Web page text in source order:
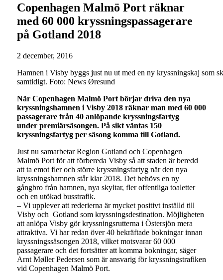
Copenhagen Malmö Port räknar
med 60 000 kryssningspassagerare
på Gotland 2018
2 december, 2016
Hamnen i Visby byggs just nu ut med en ny kryssningskaj som
samtidigt. Foto: News Øresund
När Copenhagen Malmö Port börjar driva den nya
kryssningshamnen i Visby 2018 räknar man med 60 000
passagerare från 40 anlöpande kryssningsfartyg
under premiärsäsongen. På sikt väntas 150
kryssningsfartyg per säsong komma till Gotland.
Just nu samarbetar Region Gotland och Copenhagen
Malmö Port för att förbereda Visby så att staden är beredd
att ta emot fler och större kryssningsfartyg när den nya
kryssningshamnen står klar 2018. Det behövs en ny
gångbro från hamnen, nya skyltar, fler offentliga toaletter
och en utökad busstrafik.
– Vi upplever att rederierna är mycket positivt inställd till
Visby och Gotland som kryssningsdestination. Möjligheten
att anlöpa Visby gör kryssningsrutterna i Östersjön mera
attraktiva. Vi har redan över 40 bekräftade bokningar innan
kryssningssäsongen 2018, vilket motsvarar 60 000
passagerare och det fortsätter att komma bokningar, säger
Arnt Møller Pedersen som är ansvarig för kryssningstrafiken
vid Copenhagen Malmö Port.